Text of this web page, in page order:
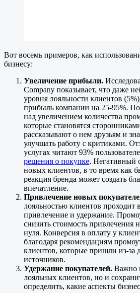
Вот восемь примеров, как
бизнесу:
Увеличение прибыли.
Company показывает, что даже
уровня лояльности клиентов
прибыль компании на 25-95%.
над увеличением количества
которые становятся
рассказывают о нем друзьям и
улучшать работу с критиками.
услугах читают 93%
решения о покупке. Негативный
новых клиентов, в то время как
реакция бренда может создать
впечатление.
Привлечение новых
лояльностью клиентов проходит
привлечение и удержание.
снизить стоимость привлечения
нуля. Конверсия в оплату у
благодаря рекомендациям
клиентов, которые пришли из-за
источников.
Удержание покупателей. Важно
лояльных клиентов, но и
определить, какие аспекты